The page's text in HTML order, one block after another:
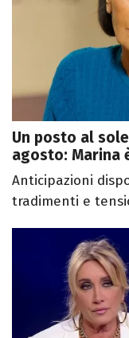
Un posto al
agosto: Marina
Anticipazioni
tradimenti e